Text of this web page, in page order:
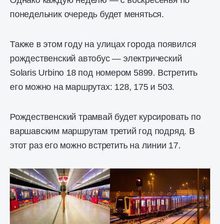
понедельник очередь будет меняться.
Также в этом году на улицах города появился
рождественский автобус — электрический
Solaris Urbino 18 под номером 5899. Встретить
его можно на маршрутах: 128, 175 и 503.
Рождественский трамвай будет курсировать по
варшавским маршрутам третий год подряд. В
этот раз его можно встретить на линии 17.